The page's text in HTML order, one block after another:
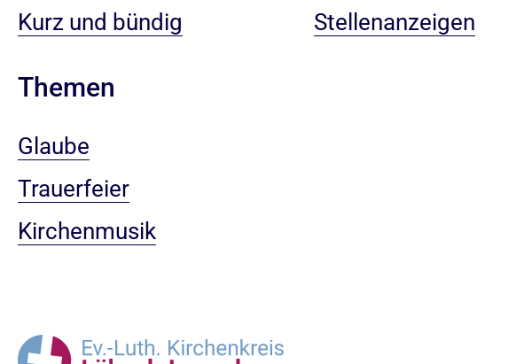
Kurz und bündig
Themen
Glaube
Trauerfeier
Kirchenmusik
Stellenanzeigen